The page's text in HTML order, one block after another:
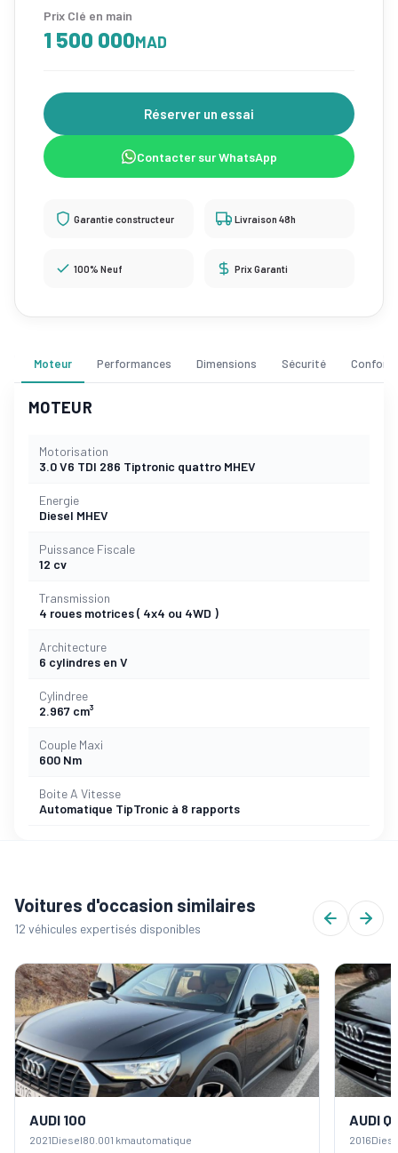
Prix Clé en main
1 500 000MAD
Réserver un essai
Contacter sur WhatsApp
Garantie constructeur Livraison 48h
100% Neuf Prix Garanti
Moteur Performances Dimensions Sécurité Confort
MOTEUR
Motorisation
3.0 V6 TDI 286 Tiptronic quattro MHEV
Energie
Diesel MHEV
Puissance Fiscale
12 cv
Transmission
4 roues motrices ( 4x4 ou 4WD )
Architecture
6 cylindres en V
Cylindree
2.967 cm³
Couple Maxi
600 Nm
Boite A Vitesse
Automatique TipTronic à 8 rapports
Voitures d'occasion similaires
12 véhicules expertisés disponibles
AUDI 100
2021Diesel80.001 kmautomatique
AUDI
2016